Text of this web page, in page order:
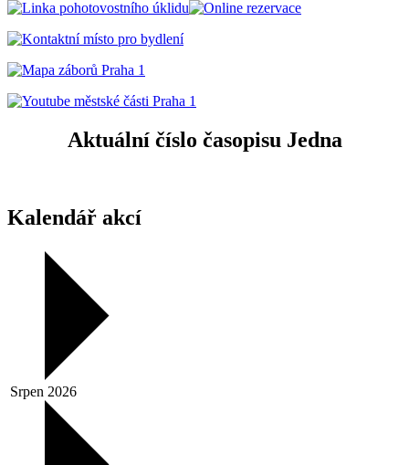
Aktuální číslo časopisu Jedna
Kalendář akcí
Srpen 2026